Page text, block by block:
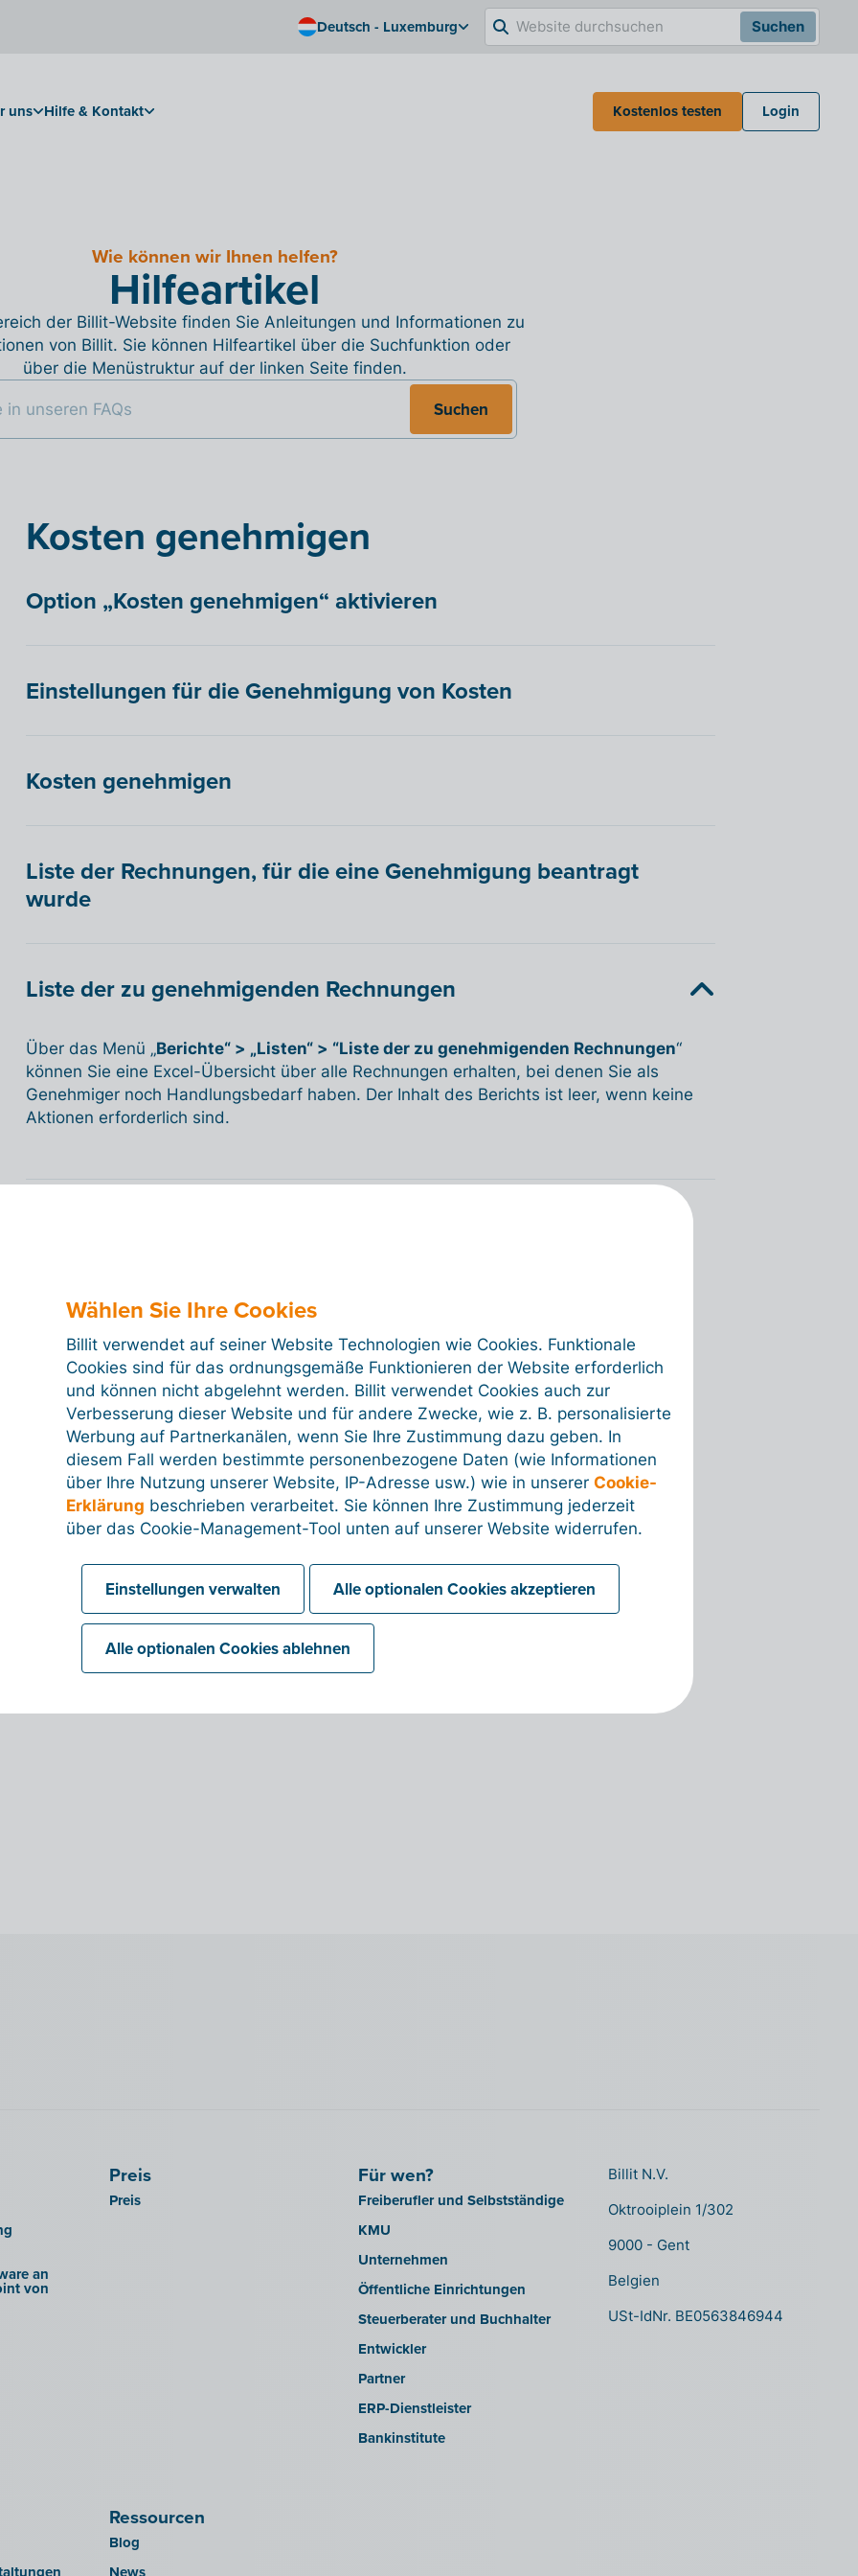
Deutsch - Luxemburg Suchen
uns Hilfe & Kontakt Kostenlos testen Login
Wie können wir Ihnen helfen?
Hilfeartikel
der Billit-Website finden Sie Anleitungen und Informationen zu
von Billit. Sie können Hilfeartikel über die Suchfunktion oder
über die Menüstruktur auf der linken Seite finden.
Suchen
Kosten genehmigen
Option „Kosten genehmigen“ aktivieren
Einstellungen für die Genehmigung von Kosten
Kosten genehmigen
Liste der Rechnungen, für die eine Genehmigung beantragt
wurde
Liste der zu genehmigenden Rechnungen
Über das Menü „Berichte“ > „Listen“ > “Liste der zu genehmigenden Rechnungen“
können Sie eine Excel-Übersicht über alle Rechnungen erhalten, bei denen Sie als
Genehmiger noch Handlungsbedarf haben. Der Inhalt des Berichts ist leer, wenn keine
Aktionen erforderlich sind.
an
von
Preis
Preis
Für wen?
Freiberufler und Selbstständige
KMU
Unternehmen
Öffentliche Einrichtungen
Steuerberater und Buchhalter
Entwickler
Partner
ERP-Dienstleister
Bankinstitute
Ressourcen
Blog
Billit N.V.
Oktrooiplein 1/302
9000 - Gent
Belgien
USt-IdNr. BE0563846944
Wählen Sie Ihre Cookies
Billit verwendet auf seiner Website Technologien wie Cookies. Funktionale
Cookies sind für das ordnungsgemäße Funktionieren der Website erforderlich
und können nicht abgelehnt werden. Billit verwendet Cookies auch zur
Verbesserung dieser Website und für andere Zwecke, wie z. B. personalisierte
Werbung auf Partnerkanälen, wenn Sie Ihre Zustimmung dazu geben. In
diesem Fall werden bestimmte personenbezogene Daten (wie Informationen
über Ihre Nutzung unserer Website, IP-Adresse usw.) wie in unsererCookie-
Erklärung beschrieben verarbeitet. Sie können Ihre Zustimmung jederzeit
über das Cookie-Management-Tool unten auf unserer Website widerrufen.
Einstellungen verwalten Alle optionalen Cookies akzeptieren
Alle optionalen Cookies ablehnen